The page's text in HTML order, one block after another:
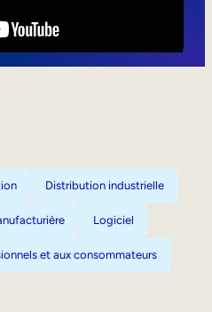
Distribution industrielle
Logiciel
et aux consommateurs